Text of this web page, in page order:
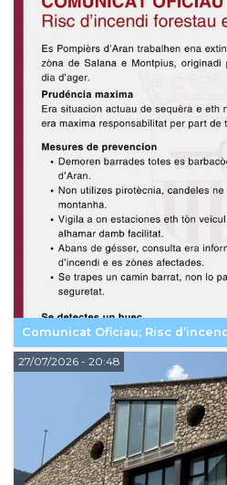
Comunicat Oficiau; Risc
27/07/2026- 20:48